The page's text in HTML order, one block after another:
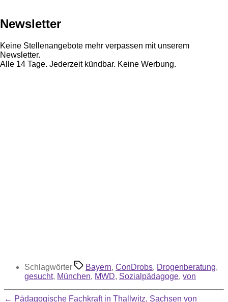
Newsletter
Keine Stellenangebote mehr verpassen mit unserem
Newsletter.
Alle 14 Tage. Jederzeit kündbar. Keine Werbung.
Schlagwörter Bayern, ConDrobs, Drogenberatung,
gesucht, München, MWD, Sozialpädagoge, von
← Pädagogische Fachkraft in Thallwitz, Sachsen von